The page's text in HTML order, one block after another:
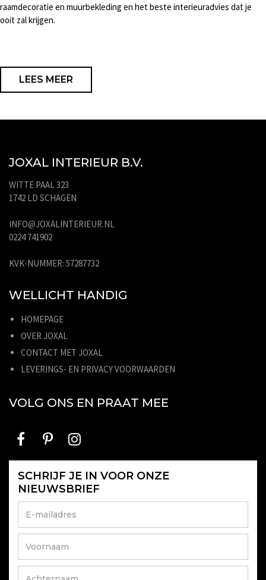
raamdecoratie en muurbekleding en het beste interieuradvies dat je
ooit zal krijgen.
LEES MEER
JOXAL INTERIEUR B.V.
WITTE PAAL 323
1742 LD SCHAGEN
INFO@JOXALINTERIEUR.NL
0224 741902
KVK-NUMMER: 57287732
WELLICHT HANDIG
HOMEPAGE
OVER JOXAL
CONTACT MET JOXAL
LEVERINGS- EN PRIVACY VOORWAARDEN
VOLG ONS EN PRAAT MEE
SCHRIJF JE IN VOOR ONZE
NIEUWSBRIEF